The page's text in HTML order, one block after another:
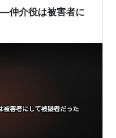
仲介役は被害者に